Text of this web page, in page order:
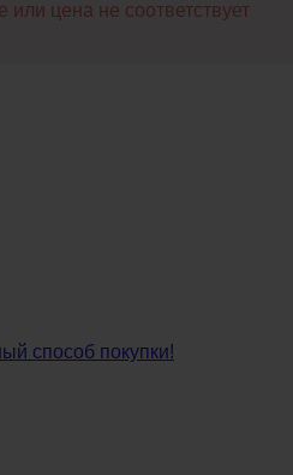
цена не соответствует
способ покупки!